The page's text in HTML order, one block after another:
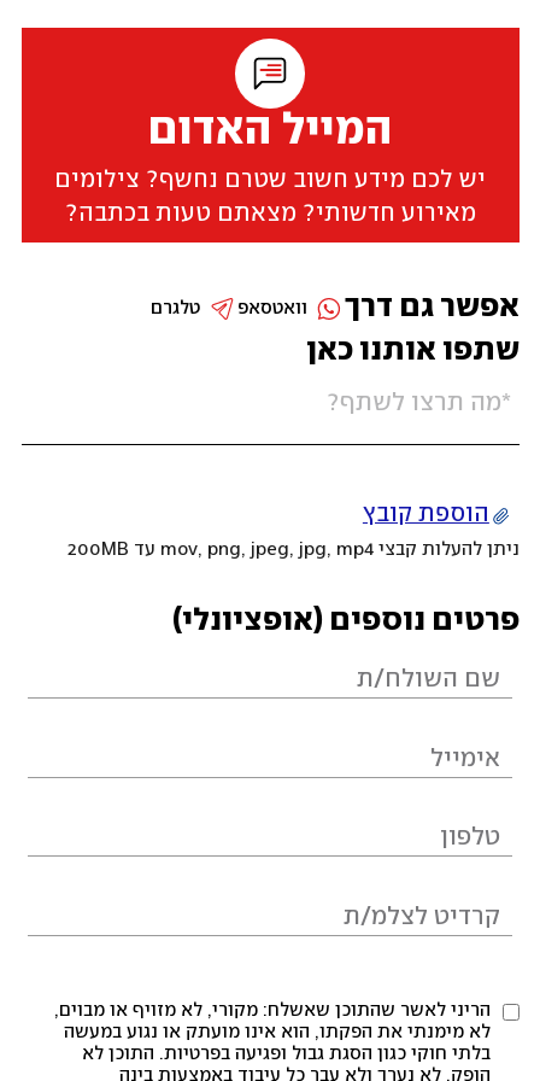
המייל האדום
יש לכם מידע חשוב שטרם נחשף? צילומים
מאירוע חדשותי? מצאתם טעות בכתבה?
שתפו אותנו כאן
הוספת קובץ
ניתן להעלות קבצי mov, png, jpeg, jpg, mp4 עד 200MB
פרטים נוספים (אופציונלי)
הריני לאשר שהתוכן שאשלח: מקורי, לא מזויף או מבוים,
לא מימנתי את הפקתו, הוא אינו מועתק או נגוע במעשה
בלתי חוקי כגון הסגת גבול ופגיעה בפרטיות. התוכן לא
הופק, לא נערך ולא עבר כל עיבוד באמצעות בינה
אפשר גם דרך טלגרם וואטסאפ